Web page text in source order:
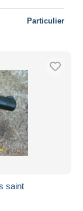
Particulier
saint